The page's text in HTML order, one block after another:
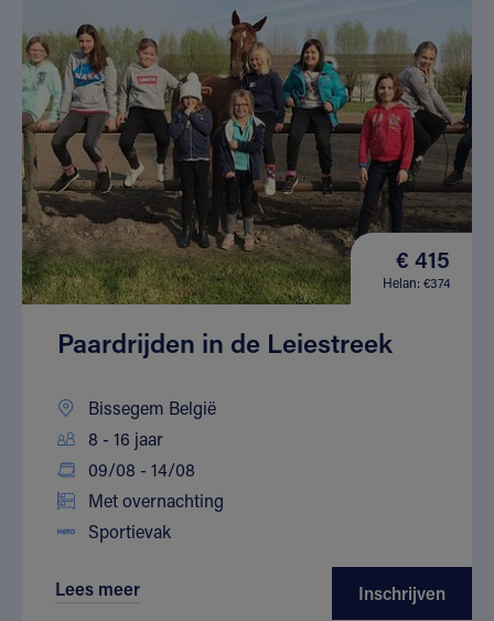
€ 415
Helan: €374
Paardrijden in de Leiestreek
Bissegem België
8 - 16 jaar
09/08 - 14/08
Met overnachting
Sportievak
Lees meer Inschrijven